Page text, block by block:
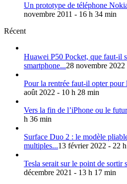
Un prototype de téléphone
novembre 2011 - 16 h 34 min
Récent
Huawei P50 Pocket, que faut-il
smartphone...28 novembre
Pour la rentrée faut-il opter
août 2022 - 10 h 28 min
Vers la fin de l’iPhone ou le
h 36 min
Surface Duo 2 : le modèle
multiples...13 février 2022 - 22
Tesla serait sur le point de sortir
décembre 2021 - 13 h 17 min